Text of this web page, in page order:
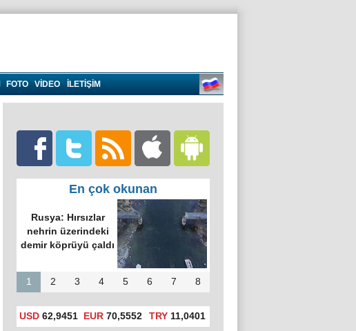
FOTO VIDEO İLETİŞİM
En çok okunan
Rusya: Hırsızlar
nehrin üzerindeki
demir köprüyü çaldı
1 2 3 4 5 6 7 8
USD 62,9451 EUR 70,5552 TRY 11,0401